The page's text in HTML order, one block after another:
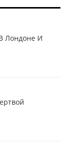
Лондоне И